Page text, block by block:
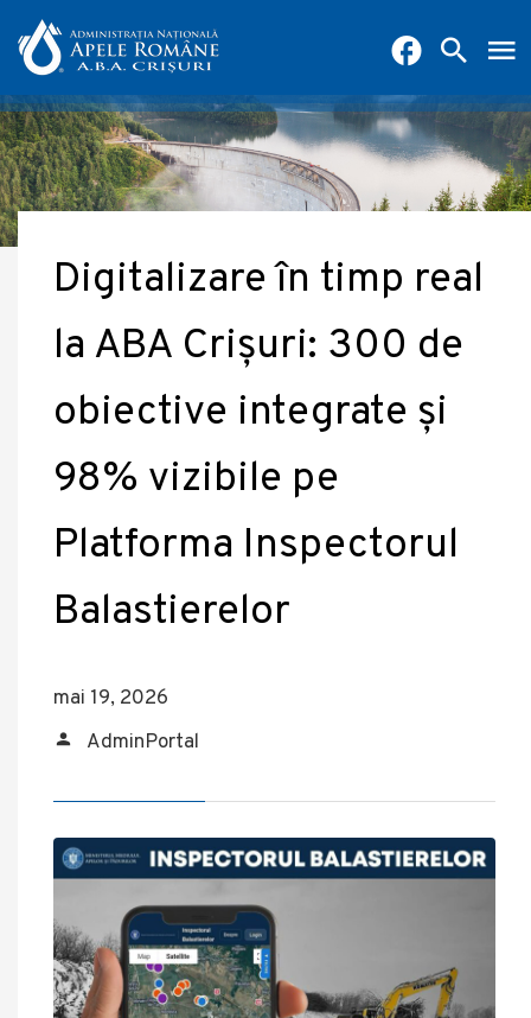
Digitalizare în timp real
la ABA Crișuri: 300 de
obiective integrate și
98% vizibile pe
Platforma Inspectorul
Balastierelor
mai 19, 2026
AdminPortal